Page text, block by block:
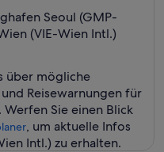
Seoul (GMP-
(VIE-Wien Intl.)
über mögliche
Reisewarnungen für
Sie einen Blick
, um aktuelle Infos
Intl.) zu erhalten.